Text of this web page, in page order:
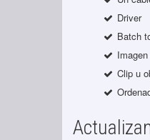
Driver
Batch
Clip u